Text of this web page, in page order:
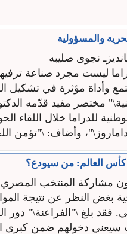
والمسؤولية
نجوى صليبه
ليست مجرد صناعة
وأداة مؤثرة في تشكيل
مختصر مفيد قدّمه
للدراما خلال اللقاء
وأضاف: \"تؤمن
العالم: من سيودع؟
بغض النظر عن نتيجة
سيعني دخولهم ضمن كبرى